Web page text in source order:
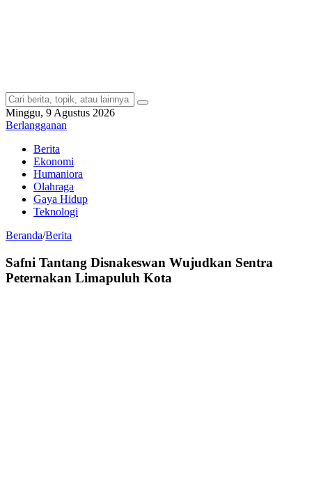
Minggu, 9 Agustus 2026
Berlangganan
Berita
Ekonomi
Humaniora
Olahraga
Gaya Hidup
Teknologi
Beranda/Berita
Safni Tantang Disnakeswan Wujudkan Sentra
Peternakan Limapuluh Kota